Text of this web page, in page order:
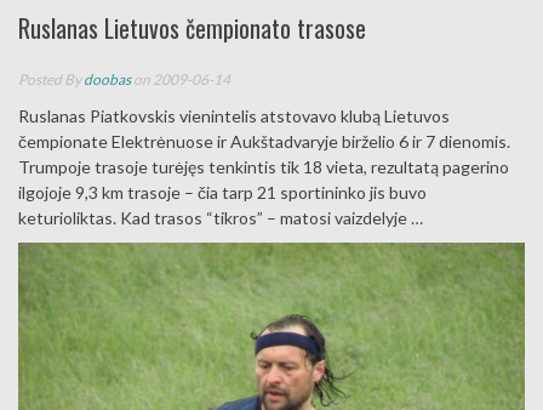
Ruslanas Lietuvos čempionato trasose
Posted Bydoobason 2009-06-14
Ruslanas Piatkovskis vienintelis atstovavo klubą Lietuvos
čempionate Elektrėnuose ir Aukštadvaryje birželio 6 ir 7 dienomis.
Trumpoje trasoje turėjęs tenkintis tik 18 vieta, rezultatą pagerino
ilgojoje 9,3 km trasoje – čia tarp 21 sportininko jis buvo
keturioliktas. Kad trasos “tikros” – matosi vaizdelyje …